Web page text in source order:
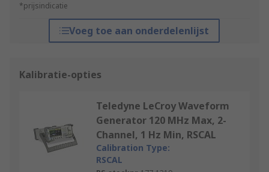
*prijsindicatie
Voeg toe aan onderdelenlijst
Kalibratie-opties
Teledyne LeCroy Waveform
Generator 120 MHz Max, 2-
Channel, 1 Hz Min, RSCAL
Calibration Type:
RSCAL